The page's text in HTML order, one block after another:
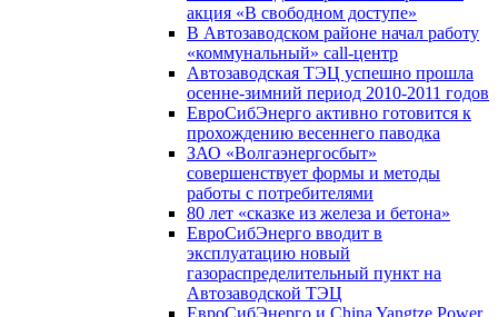
акция «В свободном доступе»
В Автозаводском районе начал работу
«коммунальный» call-центр
Автозаводская ТЭЦ успешно прошла
осенне-зимний период 2010-2011 годов
ЕвроСибЭнерго активно готовится к
прохождению весеннего паводка
ЗАО «Волгаэнергосбыт»
совершенствует формы и методы
работы с потребителями
80 лет «сказке из железа и бетона»
ЕвроСибЭнерго вводит в
эксплуатацию новый
газораспределительный пункт на
Автозаводской ТЭЦ